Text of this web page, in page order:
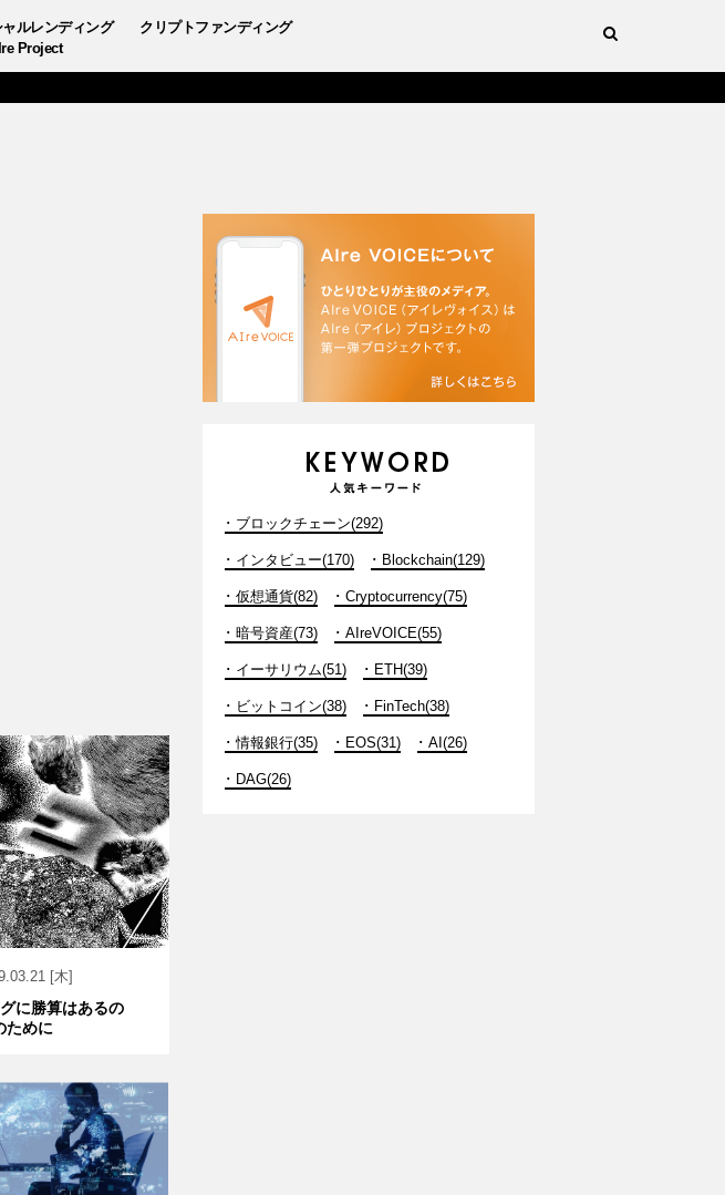
ャルレンディング
クリプトファンディング
Project
[木]
に勝算はあるの
ために
ブロックチェーン(292)
インタビュー(170) Blockchain(129)
仮想通貨(82) Cryptocurrency(75)
暗号資産(73) AIreVOICE(55)
イーサリウム(51) ETH(39)
ビットコイン(38) FinTech(38)
情報銀行(35) EOS(31) AI(26)
DAG(26)